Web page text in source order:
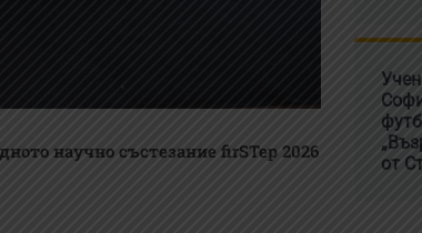
научно състезание firSTep 2026
от